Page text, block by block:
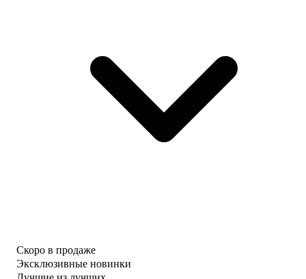
Скоро в продаже
Эксклюзивные новинки